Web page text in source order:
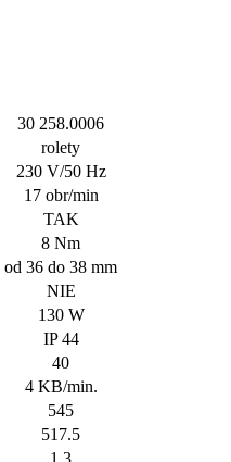
30 258.0006
rolety
230 V/50 Hz
17 obr/min
TAK
8 Nm
od 36 do 38 mm
NIE
130 W
IP 44
40
4 KB/min.
545
517.5
1.3